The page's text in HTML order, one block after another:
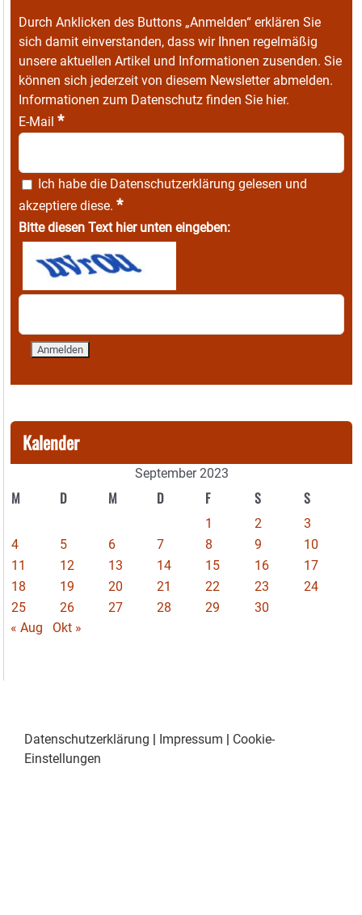
Durch Anklicken des Buttons „Anmelden“ erklären Sie
sich damit einverstanden, dass wir Ihnen regelmäßig
unsere aktuellen Artikel und Informationen zusenden. Sie
können sich jederzeit von diesem Newsletter abmelden.
Informationen zum Datenschutz finden Sie hier.
E-Mail *
Ich habe die Datenschutzerklärung gelesen und
akzeptiere diese. *
Bitte diesen Text hier unten eingeben:
Kalender
September 2023
M D M D F S S
1 2
3
4
5 6 7 8 9
10
11
12 13 14 15 16
17
18
19 20 21 22 23
24
25
26 27 28 29
30
« Aug
Okt »
Datenschutzerklärung | Impressum | Cookie-
Einstellungen